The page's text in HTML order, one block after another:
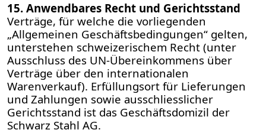
15. Anwendbares Recht und Gerichtsstand
Verträge, für welche die vorliegenden
„Allgemeinen Geschäftsbedingungen“ gelten,
unterstehen schweizerischem Recht (unter
Ausschluss des UN-Übereinkommens über
Verträge über den internationalen
Warenverkauf). Erfüllungsort für Lieferungen
und Zahlungen sowie ausschliesslicher
Gerichtsstand ist das Geschäftsdomizil der
Schwarz Stahl AG.